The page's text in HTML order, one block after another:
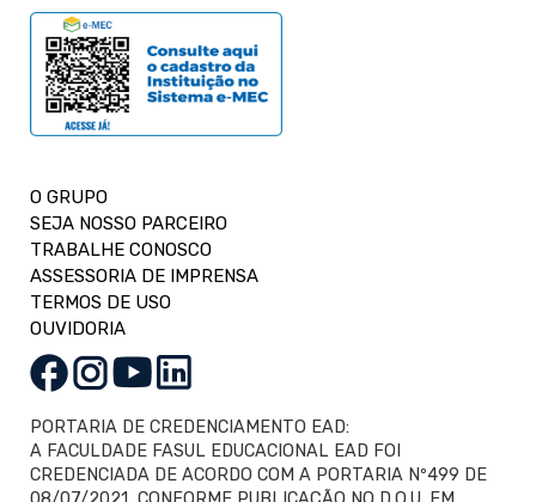
O GRUPO
SEJA NOSSO PARCEIRO
TRABALHE CONOSCO
ASSESSORIA DE IMPRENSA
TERMOS DE USO
OUVIDORIA
PORTARIA DE CREDENCIAMENTO EAD:
A FACULDADE FASUL EDUCACIONAL EAD FOI
CREDENCIADA DE ACORDO COM A PORTARIA Nº499 DE